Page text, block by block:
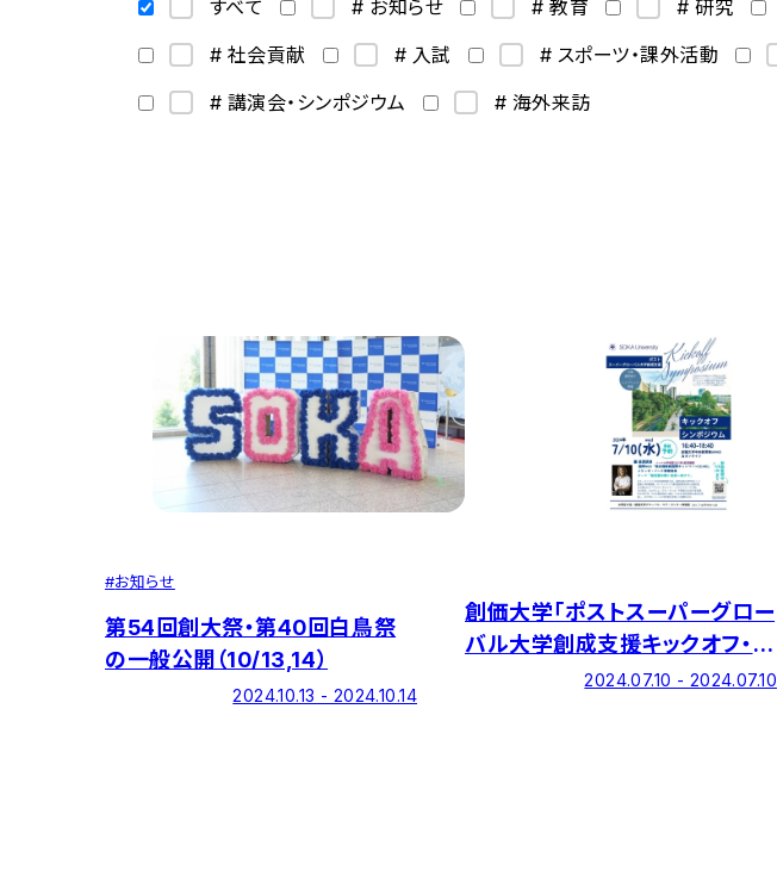
すべて # お知らせ # 教育 # 研究
# 社会貢献
# 入試 # スポーツ・課外活動
# 講演会・シンポジウム
# 海外来訪
#お知らせ
第54回創大祭・第40回白鳥祭
の一般公開（10/13,14）
2024.10.13 - 2024.10.14
創価大学「ポストスーパーグロー
バル大学創成支援キックオフ・シ
ンポジウム」を7/10に開催します
2024.07.10 - 2024.07.10